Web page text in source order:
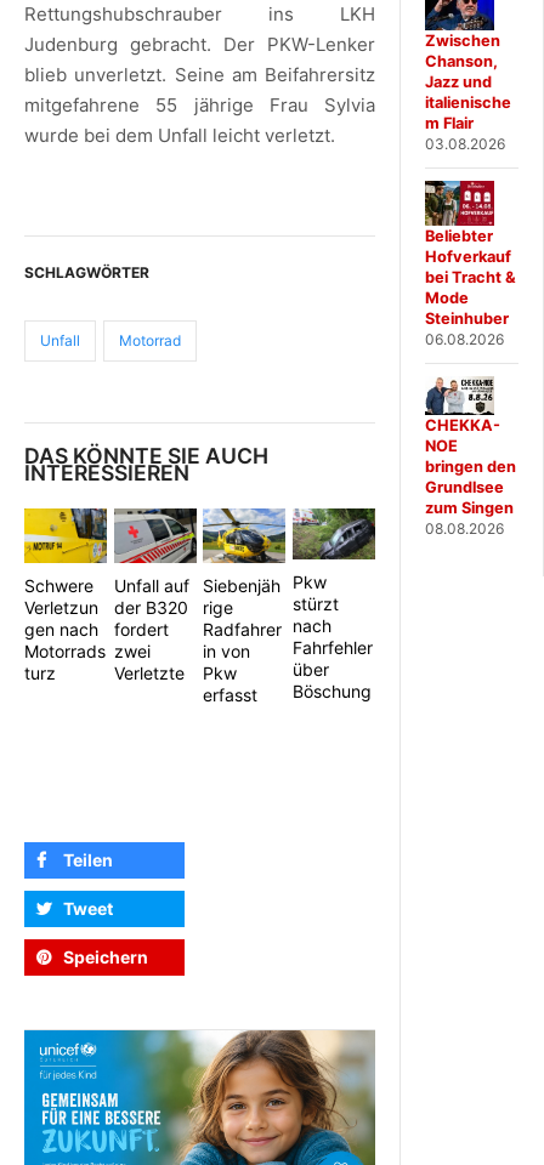
Rettungshubschrauber ins LKH
Judenburg gebracht. Der PKW-Lenker
blieb unverletzt. Seine am Beifahrersitz
mitgefahrene 55 jährige Frau Sylvia
wurde bei dem Unfall leicht verletzt.
SCHLAGWÖRTER
Unfall Motorrad
DAS KÖNNTE SIE AUCH
INTERESSIEREN
Schwere
Verletzun
gen nach
Motorrads
turz
Unfall auf
der B320
fordert
zwei
Verletzte
Siebenjäh
rige
Radfahrer
in von
Pkw
erfasst
Pkw
stürzt
nach
Fahrfehler
über
Böschung
Teilen
Tweet
Speichern
Zwischen
Chanson,
Jazz und
italienische
m Flair
03.08.2026
Beliebter
Hofverkauf
bei Tracht &
Mode
Steinhuber
06.08.2026
CHEKKA-
NOE
bringen den
Grundlsee
zum Singen
08.08.2026